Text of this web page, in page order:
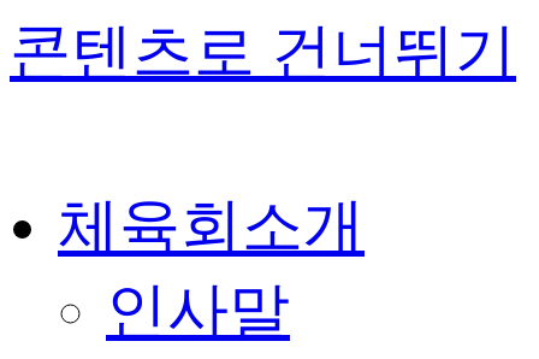
콘텐츠로 건너뛰기
체육회소개
인사말